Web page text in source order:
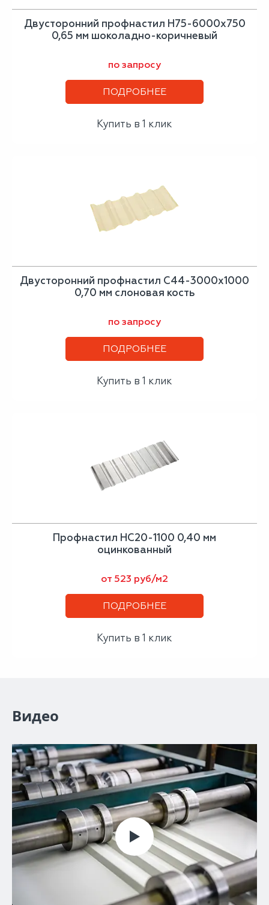
Двусторонний профнастил Н75-6000х750
0,65 мм шоколадно-коричневый
по запросу
ПОДРОБНЕЕ
Купить в 1 клик
Двусторонний профнастил С44-3000х1000
0,70 мм слоновая кость
по запросу
ПОДРОБНЕЕ
Купить в 1 клик
Профнастил НС20-1100 0,40 мм
оцинкованный
от 523 руб/м2
ПОДРОБНЕЕ
Купить в 1 клик
Видео